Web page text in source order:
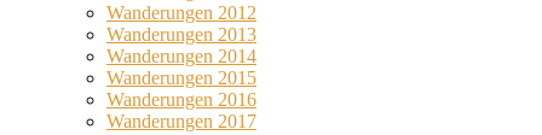
Wanderungen 2012
Wanderungen 2013
Wanderungen 2014
Wanderungen 2015
Wanderungen 2016
Wanderungen 2017